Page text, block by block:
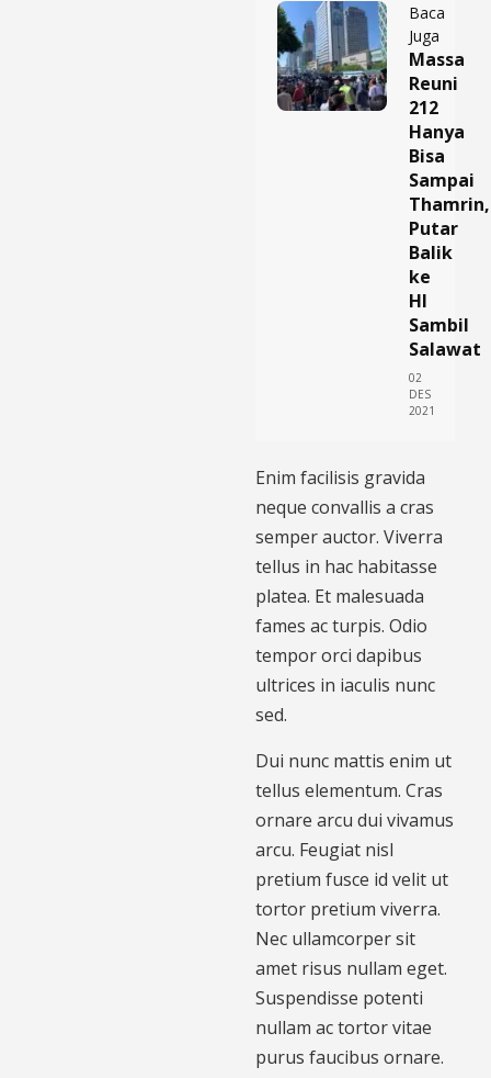
Baca
Juga
Massa
Reuni
212
Hanya
Bisa
Sampai
Thamrin,
Putar
Balik
ke
HI
Sambil
Salawat
02
DES
2021
Enim facilisis gravida
neque convallis a cras
semper auctor. Viverra
tellus in hac habitasse
platea. Et malesuada
fames ac turpis. Odio
tempor orci dapibus
ultrices in iaculis nunc
sed.
Dui nunc mattis enim ut
tellus elementum. Cras
ornare arcu dui vivamus
arcu. Feugiat nisl
pretium fusce id velit ut
tortor pretium viverra.
Nec ullamcorper sit
amet risus nullam eget.
Suspendisse potenti
nullam ac tortor vitae
purus faucibus ornare.